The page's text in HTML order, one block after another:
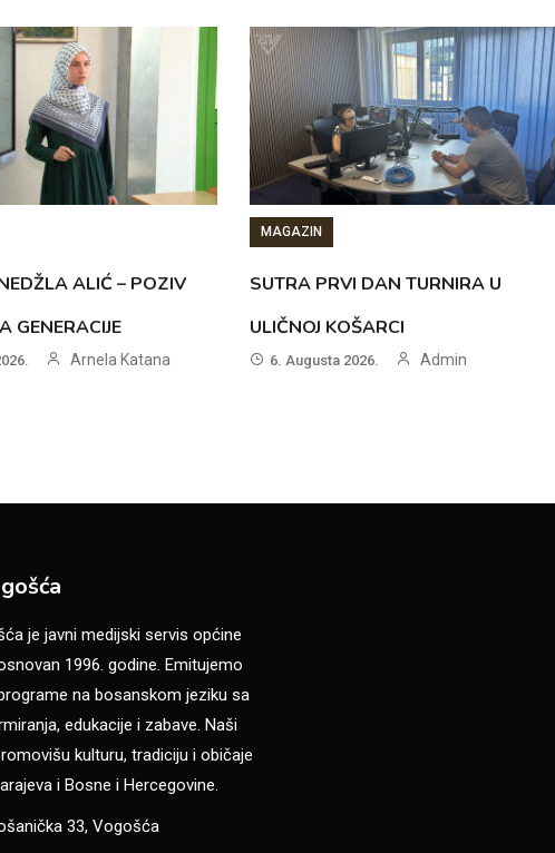
ALIĆ – POZIV
GENERACIJE
Arnela Katana
MAGAZIN
SUTRA PRVI DAN TURNIRA U
ULIČNOJ KOŠARCI
6. Augusta 2026. Admin
je javni medijski servis općine
1996. godine. Emitujemo
na bosanskom jeziku sa
edukacije i zabave. Naši
kulturu, tradiciju i običaje
i Bosne i Hercegovine.
33, Vogošća